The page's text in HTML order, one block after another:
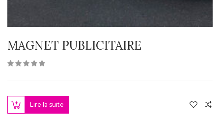
MAGNET PUBLICITAIRE
Lire la suite